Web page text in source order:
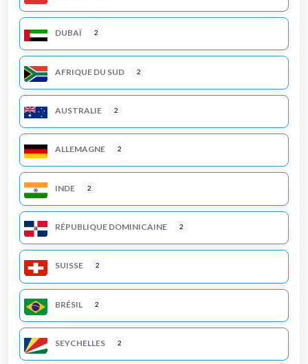
DUBAÏ 2
AFRIQUE DU SUD 2
AUSTRALIE 2
ALLEMAGNE 2
INDE 2
RÉPUBLIQUE DOMINICAINE 2
SUISSE 2
BRÉSIL 2
SEYCHELLES 2